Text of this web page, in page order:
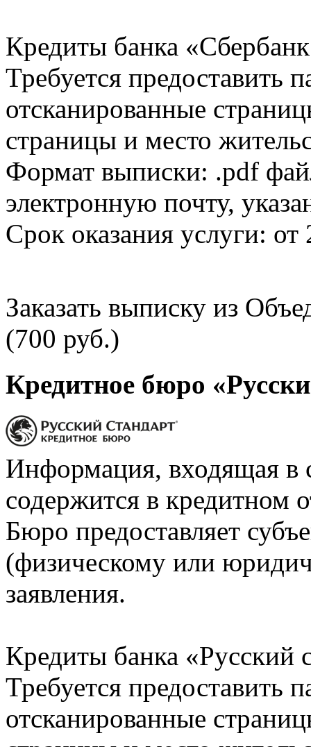
Кредиты банка
Требуется предоставить
отсканированные
страницы и место
Формат выписки: .pdf
электронную почту,
Срок оказания услуги: от
Заказать выписку из
(700 руб.)
Кредитное бюро
Информация, входящая в
содержится в кредитном
Бюро предоставляет
(физическому или
заявления.
Кредиты банка «Русский
Требуется предоставить
отсканированные